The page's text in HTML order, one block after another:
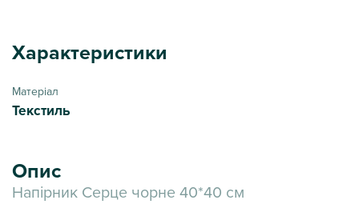
Характеристики
Матеріал
Текстиль
Опис
Напірник Серце чорне 40*40 см